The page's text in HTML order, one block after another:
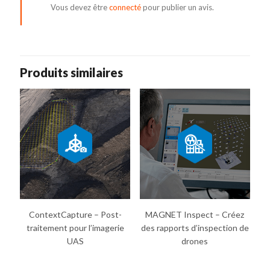
Vous devez êtreconnectépour publier un avis.
Produits similaires
ContextCapture – Post-
traitement pour l’imagerie
UAS
MAGNET Inspect – Créez
des rapports d’inspection de
drones